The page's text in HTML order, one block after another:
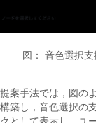
図： 音色選択
提案手法では，図の
構築し，音色選択の